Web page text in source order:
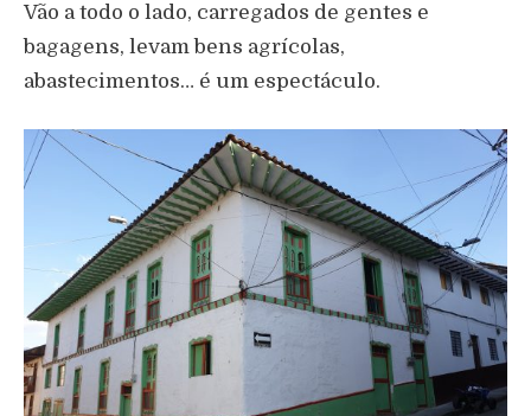
Vão a todo o lado, carregados de gentes e
bagagens, levam bens agrícolas,
abastecimentos… é um espectáculo.